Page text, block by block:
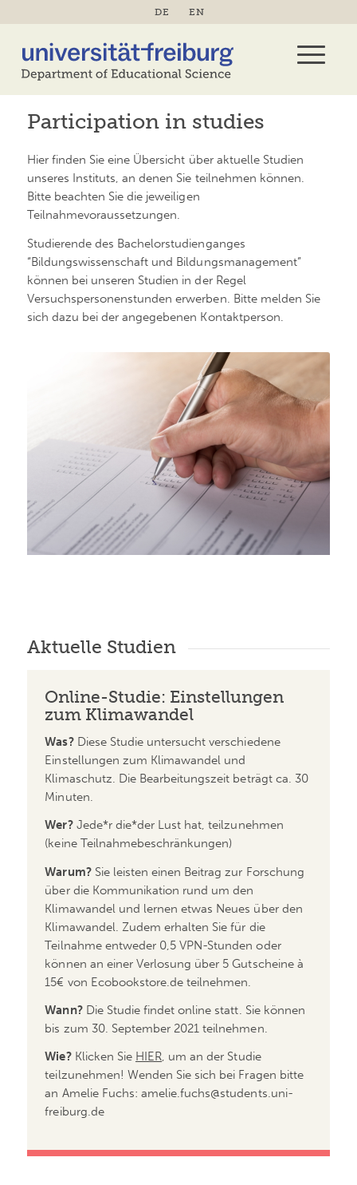
DE EN
Participation in studies
Hier finden Sie eine Übersicht über aktuelle Studien
unseres Instituts, an denen Sie teilnehmen können.
Bitte beachten Sie die jeweiligen
Teilnahmevoraussetzungen.
Studierende des Bachelorstudienganges
“Bildungswissenschaft und Bildungsmanagement”
können bei unseren Studien in der Regel
Versuchspersonenstunden erwerben. Bitte melden Sie
sich dazu bei der angegebenen Kontaktperson.
Aktuelle Studien
Online-Studie: Einstellungen
zum Klimawandel
Was?Diese Studie untersucht verschiedene
Einstellungen zum Klimawandel und
Klimaschutz. Die Bearbeitungszeit beträgt ca. 30
Minuten.
Wer?Jede*r die*der Lust hat, teilzunehmen
(keine Teilnahmebeschränkungen)
Warum? Sie leisten einen Beitrag zur Forschung
über die Kommunikation rund um den
Klimawandel und lernen etwas Neues über den
Klimawandel. Zudem erhalten Sie für die
Teilnahme entweder 0,5 VPN-Stunden oder
können an einer Verlosung über 5 Gutscheine à
15€ von Ecobookstore.de teilnehmen.
Wann? Die Studie findet online statt. Sie können
bis zum 30. September 2021 teilnehmen.
Wie? Klicken Sie HIER, um an der Studie
teilzunehmen! Wenden Sie sich bei Fragen bitte
an Amelie Fuchs: amelie.fuchs@students.uni-
freiburg.de